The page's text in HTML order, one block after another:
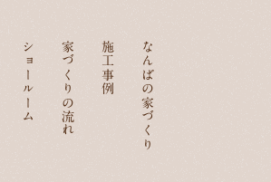
なんばの家づくり
施工事例
家づくりの流れ
ショールーム